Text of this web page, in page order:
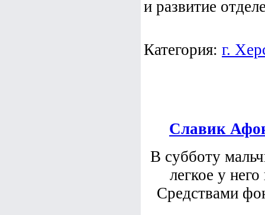
и развитие
Категория: г.
Славик
В субботу
легкое у
Средствами